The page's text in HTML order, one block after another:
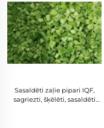
Sasaldēti zaļie pipari IQF,
sagriezti, šķēlēti, sasaldēti